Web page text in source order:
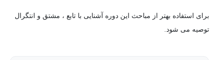
برای استفاده بهتر از مباحث این دوره آشنایی با تابع ، مشتق و انتگرال
توصیه می شود.